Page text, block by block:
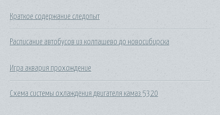
Краткое содержание следопыт
Расписание автобусов из колпашево до новосибирска
Игра аквария прохождение
Схема системы охлаждения двигателя камаз 5320